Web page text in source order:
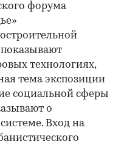
форума
технологиях,
тема экспозиции
социальной сферы
о
Вход на